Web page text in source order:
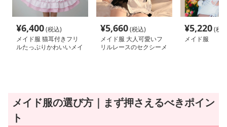
¥6,400(税込)
メイド服 猫耳付きフリ
ルたっぷりかわいいメイ
¥5,660(税込)
メイド服 大人可愛いフ
リルレースのセクシーメ
¥5,220(税
メイド服
メイド服の選び方｜まず押さえるべきポイン
ト